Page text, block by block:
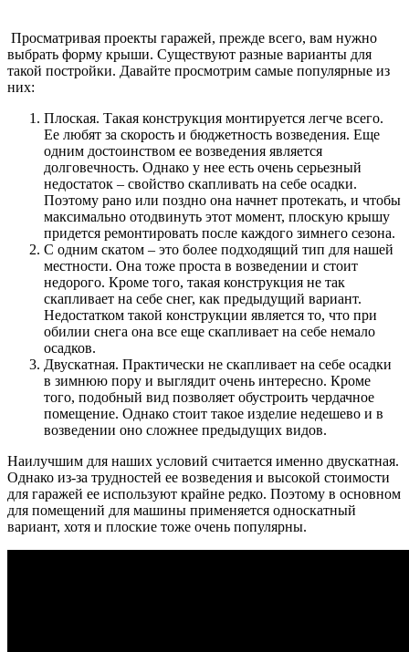
Просматривая проекты гаражей, прежде всего, вам нужно
выбрать форму крыши. Существуют разные варианты для
такой постройки. Давайте просмотрим самые популярные из
них:
Плоская. Такая конструкция монтируется легче всего.
Ее любят за скорость и бюджетность возведения. Еще
одним достоинством ее возведения является
долговечность. Однако у нее есть очень серьезный
недостаток – свойство скапливать на себе осадки.
Поэтому рано или поздно она начнет протекать, и чтобы
максимально отодвинуть этот момент, плоскую крышу
придется ремонтировать после каждого зимнего сезона.
С одним скатом – это более подходящий тип для нашей
местности. Она тоже проста в возведении и стоит
недорого. Кроме того, такая конструкция не так
скапливает на себе снег, как предыдущий вариант.
Недостатком такой конструкции является то, что при
обилии снега она все еще скапливает на себе немало
осадков.
Двускатная. Практически не скапливает на себе осадки
в зимнюю пору и выглядит очень интересно. Кроме
того, подобный вид позволяет обустроить чердачное
помещение. Однако стоит такое изделие недешево и в
возведении оно сложнее предыдущих видов.
Наилучшим для наших условий считается именно двускатная.
Однако из-за трудностей ее возведения и высокой стоимости
для гаражей ее используют крайне редко. Поэтому в основном
для помещений для машины применяется односкатный
вариант, хотя и плоские тоже очень популярны.